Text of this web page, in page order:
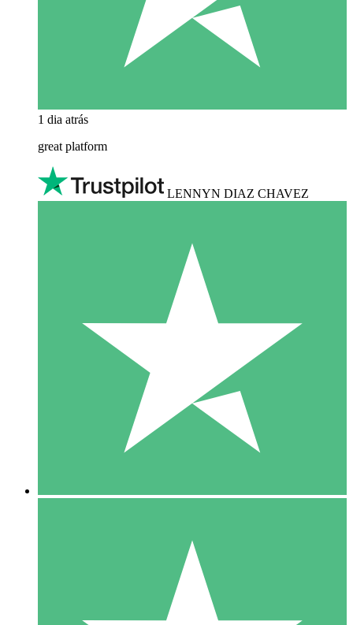
1 dia atrás
great platform
LENNYN DIAZ CHAVEZ